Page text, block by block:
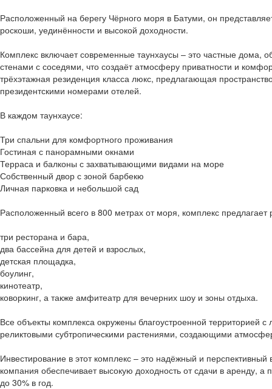
Расположенный на берегу Чёрного моря в Батуми, он
роскоши, уединённости и высокой доходности.
Комплекс включает современные таунхаусы – это частные дома,
стенами с соседями, что создаёт атмосферу приватности и
трёхэтажная резиденция класса люкс, предлагающая
президентскими номерами отелей.
В каждом таунхаусе:
Три спальни для комфортного проживания
Гостиная с панорамными окнами
Терраса и балконы с захватывающими видами на море
Собственный двор с зоной барбекю
Личная парковка и небольшой сад
Расположенный всего в 800 метрах от моря, комплекс предлагает
три ресторана и бара,
два бассейна для детей и взрослых,
детская площадка,
боулинг,
кинотеатр,
коворкинг, а также амфитеатр для вечерних шоу и зоны отдыха.
Все объекты комплекса окружены благоустроенной территорией
реликтовыми субтропическими растениями, создающими
Инвестирование в этот комплекс – это надёжный и
компания обеспечивает высокую доходность от сдачи в аренду,
до 30% в год.